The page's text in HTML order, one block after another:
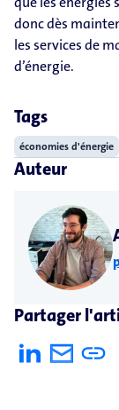
donc dès
les services de
d’énergie.
Tags
économies d'énergie
Auteur
Partager